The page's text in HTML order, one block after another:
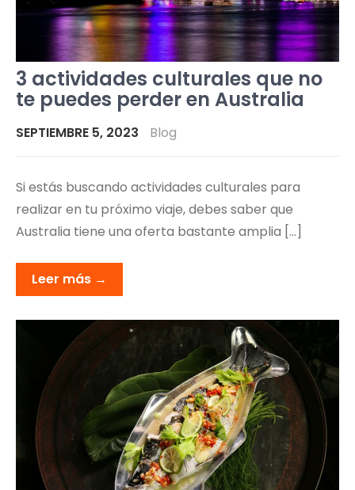
3 actividades culturales que no
te puedes perder en Australia
SEPTIEMBRE 5, 2023 Blog
Si estás buscando actividades culturales para
realizar en tu próximo viaje, debes saber que
Australia tiene una oferta bastante amplia […]
Leer más →